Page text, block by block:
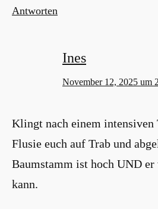
Antworten
Ines
November 12, 2025 um
Klingt nach einem intensiven
Flusie euch auf Trab und
Baumstamm ist hoch UND
kann.